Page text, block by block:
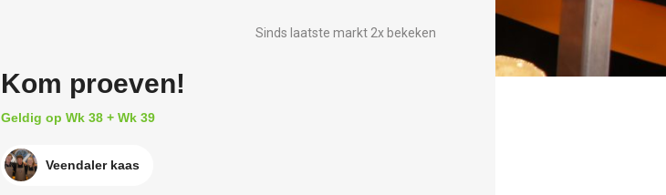
Sinds laatste markt 2x bekeken
Kom proeven!
Geldig op Wk 38 + Wk 39
Veendaler kaas